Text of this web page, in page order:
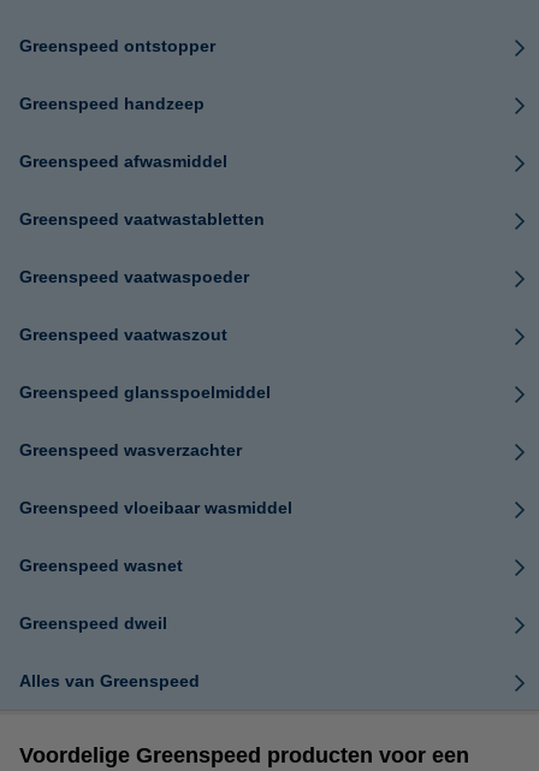
Greenspeed ontstopper
Greenspeed handzeep
Greenspeed afwasmiddel
Greenspeed vaatwastabletten
Greenspeed vaatwaspoeder
Greenspeed vaatwaszout
Greenspeed glansspoelmiddel
Greenspeed wasverzachter
Greenspeed vloeibaar wasmiddel
Greenspeed wasnet
Greenspeed dweil
Alles van Greenspeed
Voordelige Greenspeed producten voor een